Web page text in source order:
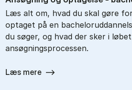
Læs alt om, hvad du skal gøre
optaget på en
du søger, og hvad der sker i
ansøgningsprocessen.
Læs mere